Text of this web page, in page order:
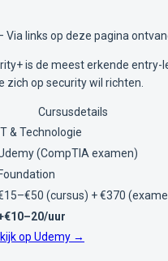
Via links op deze pagina
is de meest erkende
zich op security wil richten.
Cursusdetails
& Technologie
(CompTIA examen)
(cursus) + €370
uur
op Udemy →